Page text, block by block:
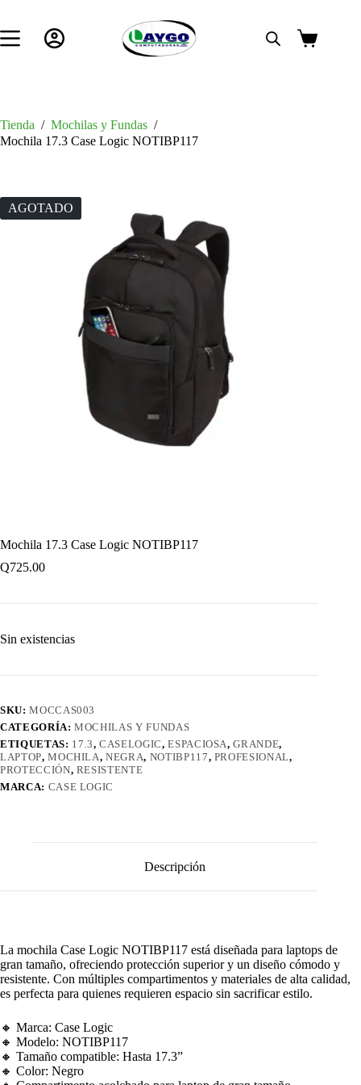
contenido
Carro
Tienda / Mochilas y Fundas /
Mochila 17.3 Case Logic NOTIBP117
AGOTADO
Mochila 17.3 Case Logic NOTIBP117
Q725.00
Sin existencias
SKU:MOCCAS003
CATEGORÍA:MOCHILAS Y FUNDAS
ETIQUETAS: 17.3,CASELOGIC,ESPACIOSA,GRANDE,
LAPTOP,MOCHILA,NEGRA, NOTIBP117, PROFESIONAL,
PROTECCIÓN, RESISTENTE
MARCA: CASE LOGIC
Descripción
La mochila Case Logic NOTIBP117 está diseñada para laptops de
gran tamaño, ofreciendo protección superior y un diseño cómodo y
resistente. Con múltiples compartimentos y materiales de alta calidad,
es perfecta para quienes requieren espacio sin sacrificar estilo.
🔸 Marca: Case Logic
🔸 Modelo: NOTIBP117
🔸 Tamaño compatible: Hasta 17.3”
🔸 Color: Negro